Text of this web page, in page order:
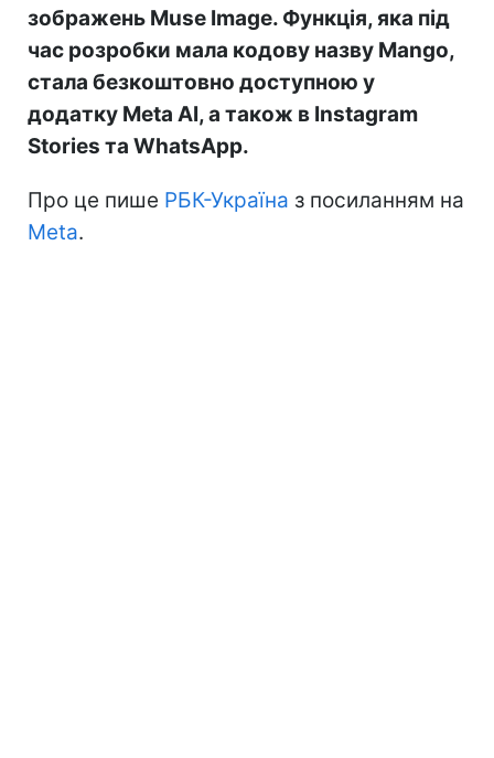
зображень Muse Image. Функція, яка під
час розробки мала кодову назву Mango,
стала безкоштовно доступною у
додатку Meta AI, а також в Instagram
Stories та WhatsApp.
Про це пише РБК-Україна з посиланням на
Meta.